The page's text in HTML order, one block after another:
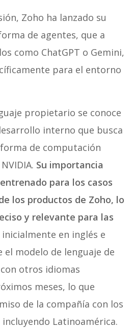
Zoho ha lanzado su
de agentes, que a
como ChatGPT o Gemini,
para el entorno
propietario se conoce
interno que busca
de computación
Su importancia
para los casos
los productos de Zoho, lo
y relevante para las
inicialmente en inglés e
el modelo de lenguaje de
otros idiomas
meses, lo que
de la compañía con los
Latinoamérica.